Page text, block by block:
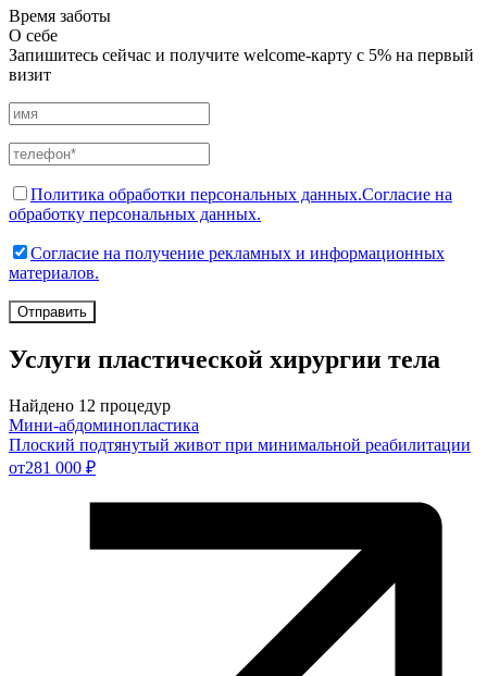
Время заботы
О себе
Запишитесь сейчас и получите welcome-карту с 5% на первый
визит
Политика обработки персональных данных.Согласие на
обработку персональных данных.
Согласие на получение рекламных и информационных
материалов.
Отправить
Услуги пластической хирургии тела
Найдено 12 процедур
Мини-абдоминопластика
Плоский подтянутый живот при минимальной реабилитации
от281 000 ₽